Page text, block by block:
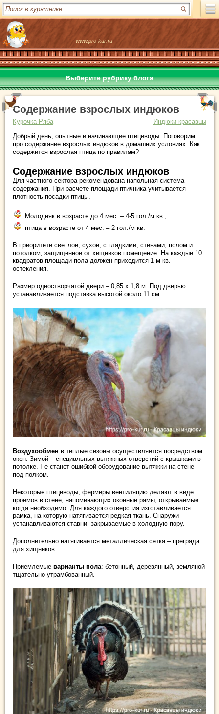
www.pro-kur.ru
Выберите рубрику блога
Содержание взрослых индюков
Курочка Ряба
Индюки красавцы
Добрый день, опытные и начинающие птицеводы. Поговорим
про содержание взрослых индюков в домашних условиях. Как
содержится взрослая птица по правилам?
Содержание взрослых индюков
Для частного сектора рекомендована напольная система
содержания. При расчете площади птичника учитывается
плотность посадки птицы.
Молодняк в возрасте до 4 мес. – 4-5 гол./м кв.;
птица в возрасте от 4 мес. – 2 гол./м кв.
В приоритете светлое, сухое, с гладкими, стенами, полом и
потолком, защищенное от хищников помещение. На каждые 10
квадратов площади пола должен приходится 1 м кв.
остекления.
Размер одностворчатой двери – 0,85 х 1,8 м. Под дверью
устанавливается подставка высотой около 11 см.
Воздухообмен в теплые сезоны осуществляется посредством
окон. Зимой – специальных вытяжных отверстий с крышками в
потолке. Не станет ошибкой оборудование вытяжки на стене
под полком.
Некоторые птицеводы, фермеры вентиляцию делают в виде
проемов в стене, напоминающих оконные рамы, открываемые
когда необходимо. Для каждого отверстия изготавливается
рамка, на которую натягивается редкая ткань. Снаружи
устанавливаются ставни, закрываемые в холодную пору.
Дополнительно натягивается металлическая сетка – преграда
для хищников.
Приемлемые варианты пола: бетонный, деревянный, земляной
тщательно утрамбованный.